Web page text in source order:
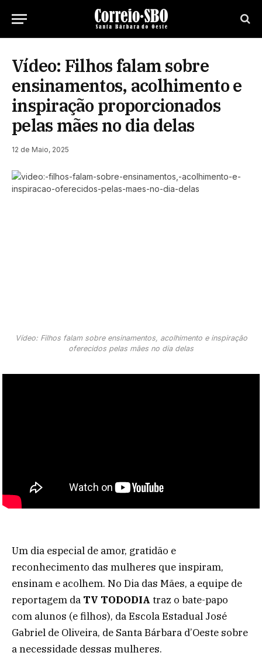
Vídeo: Filhos falam sobre
ensinamentos, acolhimento e
inspiração proporcionados
pelas mães no dia delas
12 de Maio, 2025
Vídeo: Filhos falam sobre ensinamentos, acolhimento e inspiração
oferecidos pelas mães no dia delas
Um dia especial de amor, gratidão e
reconhecimento das mulheres que inspiram,
ensinam e acolhem. No Dia das Mães, a equipe de
reportagem da TV TODODIA traz o bate-papo
com alunos (e filhos), da Escola Estadual José
Gabriel de Oliveira, de Santa Bárbara d’Oeste sobre
a necessidade dessas mulheres.